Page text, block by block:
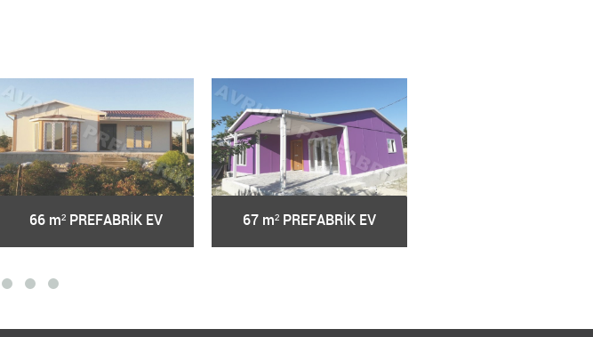
66 m² PREFABRİK EV 67 m² PREFABRİK EV